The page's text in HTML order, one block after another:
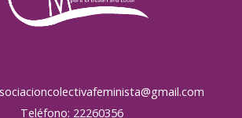
Teléfono: 22260356